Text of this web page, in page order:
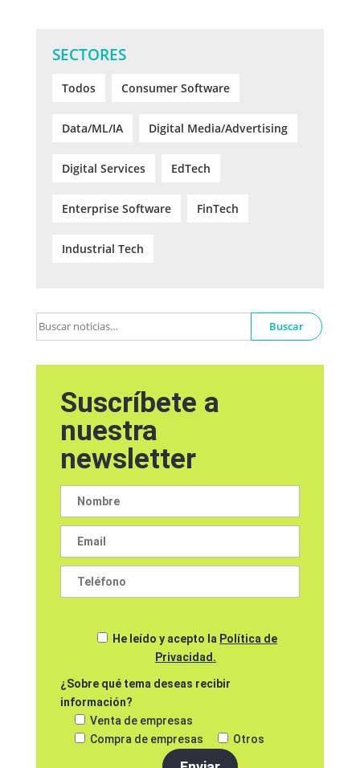
SECTORES
Todos Consumer Software
Data/ML/IA Digital Media/Advertising
Digital Services EdTech
Enterprise Software FinTech
Industrial Tech
Buscar
Suscríbete a
nuestra
newsletter
He leído y acepto la Política de
Privacidad.
¿Sobre qué tema deseas recibir
información?
Venta de empresas
Compra de empresas
Otros